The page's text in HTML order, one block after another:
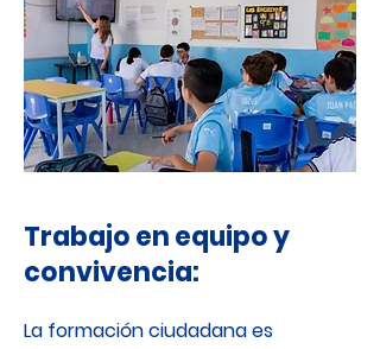
Trabajo en equipo y
convivencia:
La formación ciudadana es